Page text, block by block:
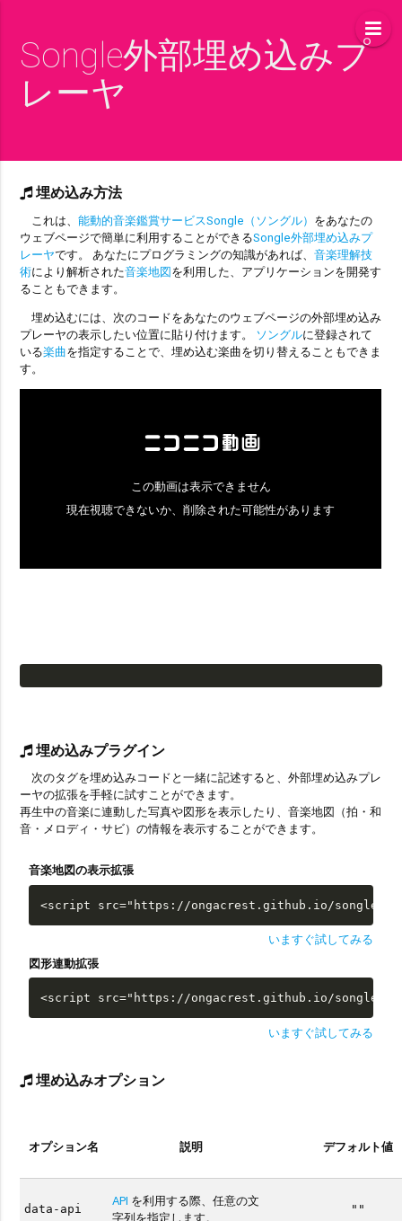
Songle外部埋め込みプ
レーヤ
埋め込み方法
これは、能動的音楽鑑賞サービスSongle（ソングル） をあなたの
ウェブページで簡単に利用することができるSongle外部埋め込みプ
レーヤです。 あなたにプログラミングの知識があれば、音楽理解技
術により解析された音楽地図を利用した、アプリケーションを開発す
ることもできます。
埋め込むには、次のコードをあなたのウェブページの外部埋め込み
プレーヤの表示したい位置に貼り付けます。 ソングルに登録されて
いる楽曲を指定することで、埋め込む楽曲を切り替えることもできま
す。
埋め込みプラグイン
次のタグを埋め込みコードと一緒に記述すると、外部埋め込みプレ
ーヤの拡張を手軽に試すことができます。
再生中の音楽に連動した写真や図形を表示したり、音楽地図（拍・和
音・メロディ・サビ）の情報を表示することができます。
音楽地図の表示拡張
<script src="https://ongacrest.github.io/songle-
いますぐ試してみる
図形連動拡張
<script src="https://ongacrest.github.io/songle-
いますぐ試してみる
埋め込みオプション
オプション名 説明 デフォルト値
data-api
API を利用する際、任意の文
字列を指定します。
""